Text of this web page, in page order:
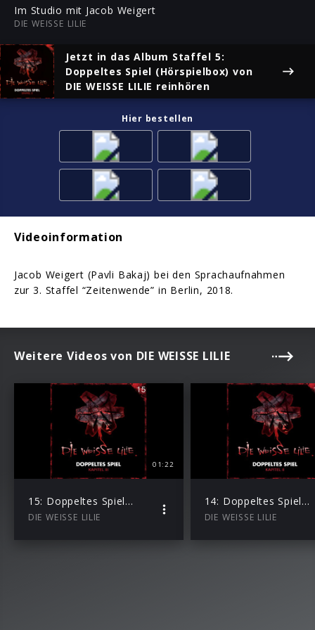
Im Studio mit Jacob Weigert
DIE WEISSE LILIE
Jetzt in das Album Staffel 5:
Doppeltes Spiel (Hörspielbox)von
DIE WEISSE LILIE reinhören
Hier bestellen
Videoinformation
Jacob Weigert (Pavli Bakaj) bei den Sprachaufnahmen
zur 3. Staffel “Zeitenwende” in Berlin, 2018.
Weitere Videos von DIE WEISSE LILIE
01:22
15: Doppeltes Spiel – Kapitel III (Hörprobe)
DIE WEISSE LILIE
14: Doppeltes Spiel – Kapitel II (Hörprobe)
DIE WEISSE LILIE